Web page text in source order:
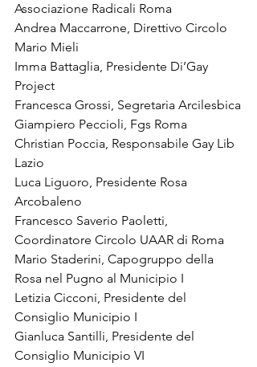
Associazione Radicali Roma
Andrea Maccarrone, Direttivo Circolo
Mario Mieli
Imma Battaglia, Presidente Di’Gay
Project
Francesca Grossi, Segretaria Arcilesbica
Giampiero Peccioli, Fgs Roma
Christian Poccia, Responsabile Gay Lib
Lazio
Luca Liguoro, Presidente Rosa
Arcobaleno
Francesco Saverio Paoletti,
Coordinatore Circolo UAAR di Roma
Mario Staderini, Capogruppo della
Rosa nel Pugno al Municipio I
Letizia Cicconi, Presidente del
Consiglio Municipio I
Gianluca Santilli, Presidente del
Consiglio Municipio VI